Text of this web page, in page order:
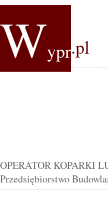
Wypr.pl
OPERATOR KOPARKI
Przedsiębiorstwo